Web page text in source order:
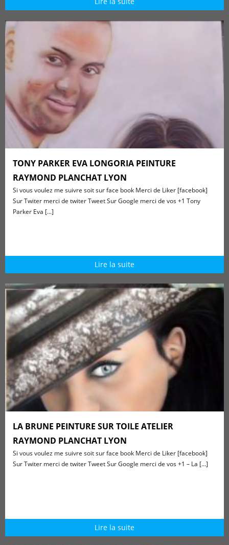
TONY PARKER EVA LONGORIA PEINTURE
RAYMOND PLANCHAT LYON
Si vous voulez me suivre soit sur face book Merci de Liker [facebook]
Sur Twiter merci de twiter Tweet Sur Google merci de vos +1 Tony
Parker Eva [...]
Lire la suite
LA BRUNE PEINTURE SUR TOILE ATELIER
RAYMOND PLANCHAT LYON
Si vous voulez me suivre soit sur face book Merci de Liker [facebook]
Sur Twiter merci de twiter Tweet Sur Google merci de vos +1 – La [...]
Lire la suite